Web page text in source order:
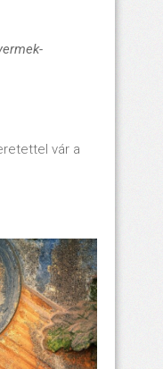
vár a